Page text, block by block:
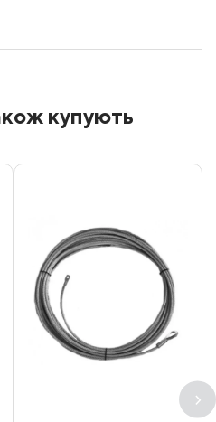
купують